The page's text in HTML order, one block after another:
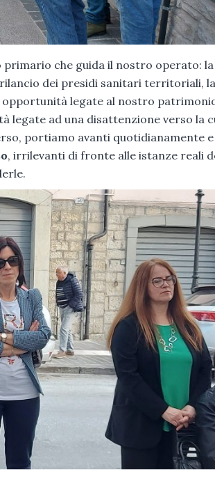
primario che guida il nostro operato: la
rilancio dei presidi sanitari territoriali,
opportunità legate al nostro
legate ad una disattenzione verso la
portiamo avanti quotidianamente e
, irrilevanti di fronte alle istanze reali